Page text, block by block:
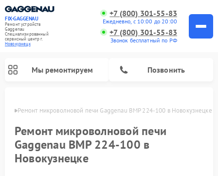
FIX-GAGGENAU
Ремонт устройств
Gaggenau
Специализированный
cервисный центр г.
Новокузнецк
+7 (800) 301-55-83
Ежедневно, с 10:00 до 20:00
+7 (800) 301-55-83
Звонок бесплатный по РФ
Мы ремонтируем Позвонить
Ремонт микроволновой печи Gaggenau BMP 224-100 в Новокузнецке
Ремонт микроволновой печи
Gaggenau BMP 224-100 в
Новокузнецке